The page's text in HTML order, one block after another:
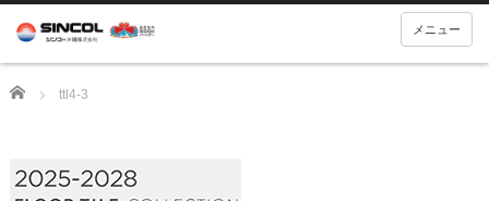
メニュー
Home ttl4-3